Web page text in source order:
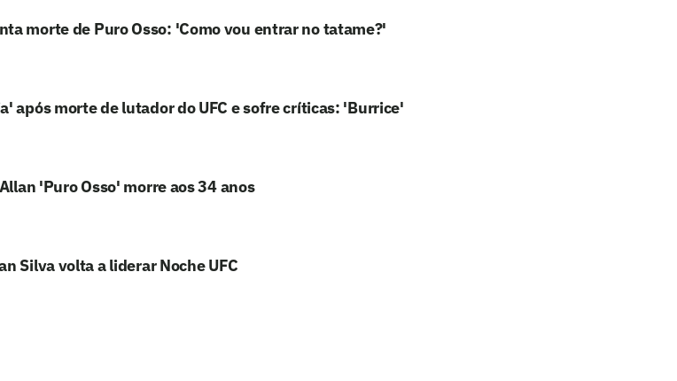
morte de Puro Osso: 'Como vou entrar no tatame?'
após morte de lutador do UFC e sofre críticas: 'Burrice'
'Puro Osso' morre aos 34 anos
Silva volta a liderar Noche UFC